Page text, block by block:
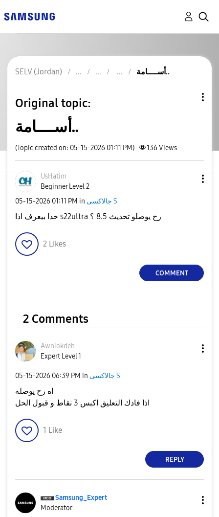
SELV (Jordan) أســــامة..
Original topic:
أســــامة..
(Topic created on: 05-15-2026 01:11 PM) 136 Views
UsHatim
Beginner Level 2
‎05-15-2026 01:11 PM in جالاكسى S
حدا بيعرف اذا s22ultra رح يوصلو تحديث 8.5 ؟
2 Likes
COMMENT
2 Comments
Awniokdeh
Expert Level 1
‎05-15-2026 06:39 PM in جالاكسى S
اه رح يوصله
اذا فادك التعليق اكبس 3 نقاط و قبول الحل
1 Like
REPLY
Samsung_Expert
Moderator